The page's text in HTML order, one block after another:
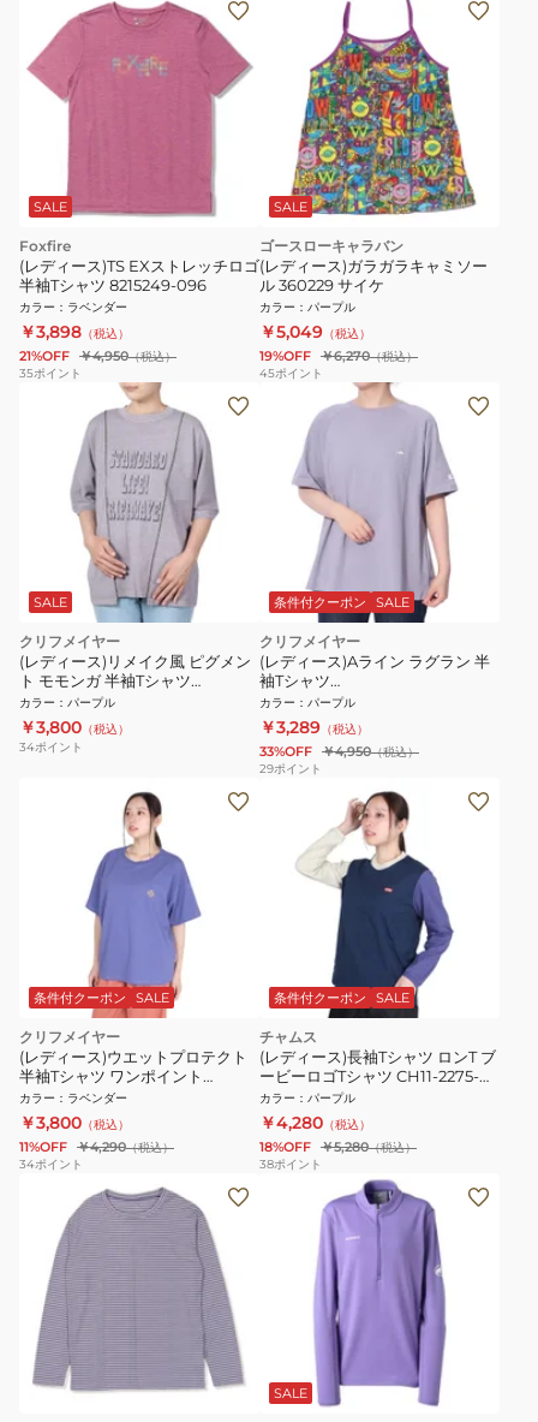
SALE
Foxfire
(レディース)TS EXストレッチロゴ
半袖Tシャツ 8215249-096
カラー ： ラベンダー
￥3,898 （税込）
21%OFF ￥4,950（税込）
35ポイント
SALE
ゴースローキャラバン
(レディース)ガラガラキャミソー
ル 360229 サイケ
カラー ： パープル
￥5,049 （税込）
19%OFF ￥6,270（税込）
45ポイント
SALE
クリフメイヤー
(レディース)リメイク風 ピグメン
ト モモンガ 半袖Tシャツ
2347203L-89 PURPLE
カラー ： パープル
￥3,800 （税込）
34ポイント
条件付クーポン SALE
クリフメイヤー
(レディース)Aライン ラグラン 半
袖Tシャツ
W2447877X89:PURPLE
カラー ： パープル
￥3,289 （税込）
33%OFF ￥4,950（税込）
29ポイント
条件付クーポン SALE
クリフメイヤー
(レディース)ウエットプロテクト
半袖Tシャツ ワンポイント
2347882LX:88:LAVENDER
カラー ： ラベンダー
￥3,800 （税込）
11%OFF ￥4,290（税込）
34ポイント
条件付クーポン SALE
チャムス
(レディース)長袖Tシャツ ロンT ブ
ービーロゴTシャツ CH11-2275-
C087 パープル バックプリント 綿
100
カラー ： パープル
￥4,280 （税込）
18%OFF ￥5,280（税込）
38ポイント
SALE